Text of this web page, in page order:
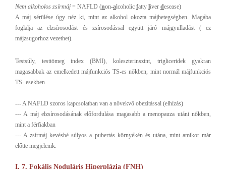
Nem alkoholos zsírmáj = NAFLD (non-alcoholic fatty liver desease)
A máj sérülése úgy néz ki, mint az alkohol okozta májbetegségben. Magába
foglalja az elzsírosodást és zsírosodással együtt járó májgyulladást ( ez
májzsugorhoz vezethet).
Testsúly, testtömeg index (BMI), koleszterinszint, trigliceridek gyakran
magasabbak az emelkedett májfunkciós TS-es nőkben, mint normál májfunkciós
TS- esekben.
--- A NAFLD szoros kapcsolatban van a növekvő obezitással (elhízás)
--- A máj elzsírosodásának előfordulása magasabb a menopauza utáni nőkben,
mint a férfiakban
--- A zsírmáj kevésbé súlyos a pubertás környékén és utána, mint amikor már
előtte megjelenik.
I. 7. Fokális Noduláris Hiperplázia (FNH)